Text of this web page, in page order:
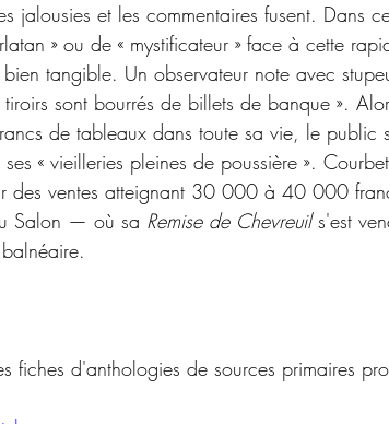
jalousies et les commentaires fusent. Dans
» ou de « mystificateur » face à cette
bien tangible. Un observateur note avec
sont bourrés de billets de banque ».
de tableaux dans toute sa vie, le public
« vieilleries pleines de poussière ».
des ventes atteignant 30 000 à 40 000
Salon — où sa Remise de Chevreuil s'est
fiches d'anthologies de sources primaires